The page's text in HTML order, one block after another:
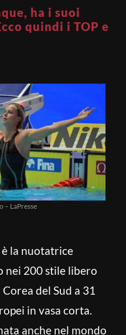
ha i suoi
quindi i TOP e
– LaPresse
è la nuotatrice
nei 200 stile libero
del Sud a 31
in vasa corta.
anche nel mondo